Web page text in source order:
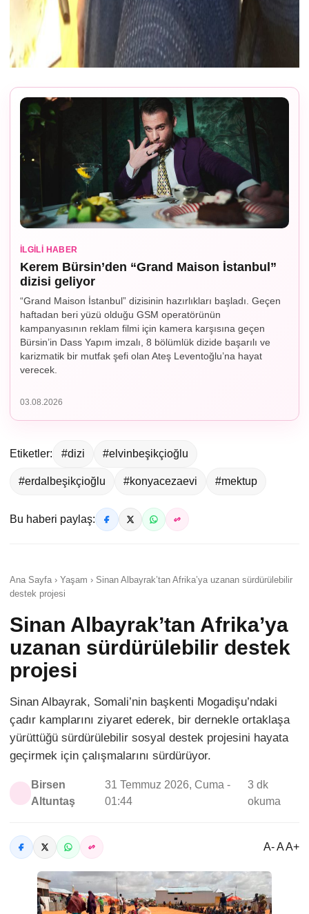
İLGILI HABER
Kerem Bürsin’den “Grand Maison İstanbul”
dizisi geliyor
“Grand Maison İstanbul” dizisinin hazırlıkları başladı. Geçen
haftadan beri yüzü olduğu GSM operatörünün
kampanyasının reklam filmi için kamera karşısına geçen
Bürsin’in Dass Yapım imzalı, 8 bölümlük dizide başarılı ve
karizmatik bir mutfak şefi olan Ateş Leventoğlu’na hayat
verecek.
03.08.2026
Etiketler: #dizi #elvinbeşikçioğlu
#erdalbeşikçioğlu #konyacezaevi #mektup
Bu haberi paylaş:
Ana Sayfa › Yaşam › Sinan Albayrak’tan Afrika’ya uzanan sürdürülebilir
destek projesi
Sinan Albayrak’tan Afrika’ya
uzanan sürdürülebilir destek
projesi
Sinan Albayrak, Somali’nin başkenti Mogadişu’ndaki
çadır kamplarını ziyaret ederek, bir dernekle ortaklaşa
yürüttüğü sürdürülebilir sosyal destek projesini hayata
geçirmek için çalışmalarını sürdürüyor.
Birsen
Altuntaş
31 Temmuz 2026, Cuma -
01:44
3 dk
okuma
A- A A+